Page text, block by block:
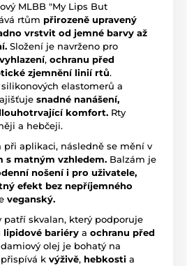
MLBB "My Lips But
rtům přirozeně upravený
vrstvit od jemné barvy až
Složení je navrženo pro
vyhlazení, ochranu před
zjemnění linií rtů.
elastomerů a
snadné nanášení,
komfort. Rty
a hebčeji.
při aplikaci, následně se mění v
s matným vzhledem. Balzám je
nošení i pro uživatele,
efekt bez nepříjemného
veganský.
patří skvalan, který podporuje
lipidové bariéry a ochranu před
olej je bohatý na
k výživě, hebkosti a